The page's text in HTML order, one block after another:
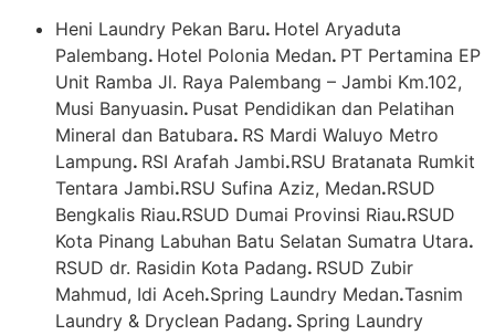
Heni Laundry Pekan Baru. Hotel Aryaduta
Palembang. Hotel Polonia Medan. PT Pertamina EP
Unit Ramba Jl. Raya Palembang – Jambi Km.102,
Musi Banyuasin. Pusat Pendidikan dan Pelatihan
Mineral dan Batubara. RS Mardi Waluyo Metro
Lampung. RSI Arafah Jambi.RSU Bratanata Rumkit
Tentara Jambi.RSU Sufina Aziz, Medan.RSUD
Bengkalis Riau.RSUD Dumai Provinsi Riau.RSUD
Kota Pinang Labuhan Batu Selatan Sumatra Utara.
RSUD dr. Rasidin Kota Padang. RSUD Zubir
Mahmud, Idi Aceh.Spring Laundry Medan.Tasnim
Laundry & Dryclean Padang. Spring Laundry